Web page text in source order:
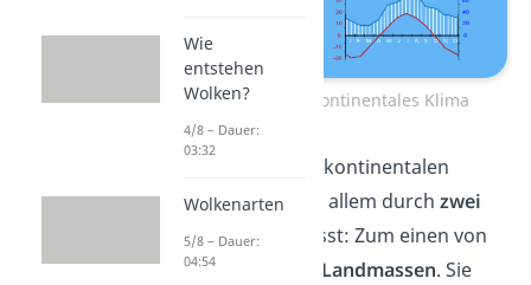
Merkmale kontinentales Klima
Die Merkmale des kontinentalen
Klimas werden vor allem durchzwei
Faktorenbeeinflusst: Zum einen von
denumliegenden Landmassen. Sie
Wie
entstehen
Wolken?
4/8 – Dauer:
03:32
Wolkenarten
5/8 – Dauer:
04:54